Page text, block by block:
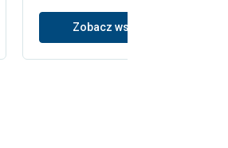
Zobacz wszystkie warianty